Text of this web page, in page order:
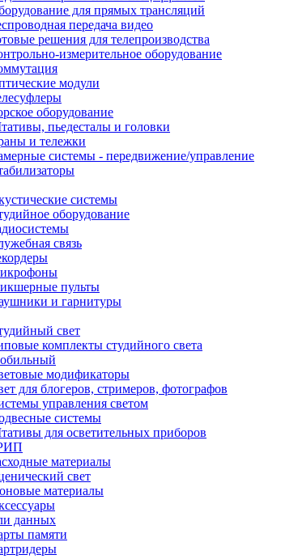
для прямых трансляций
передача видео
решения для телепроизводства
измерительное оборудование
модули
оборудование
пьедесталы и головки
и тележки
системы - передвижение/управление
системы
оборудование
связь
пульты
и гарнитуры
свет
комплекты студийного света
модификаторы
для блогеров, стримеров, фотографов
управления светом
системы
для осветительных приборов
материалы
свет
материалы
данных
памяти